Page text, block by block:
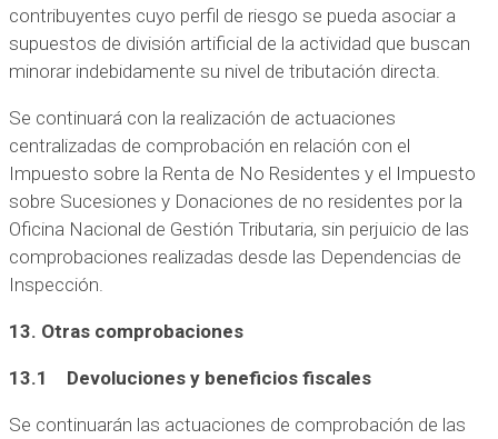
contribuyentes cuyo perfil de riesgo se pueda asociar a
supuestos de división artificial de la actividad que buscan
minorar indebidamente su nivel de tributación directa.
Se continuará con la realización de actuaciones
centralizadas de comprobación en relación con el
Impuesto sobre la Renta de No Residentes y el Impuesto
sobre Sucesiones y Donaciones de no residentes por la
Oficina Nacional de Gestión Tributaria, sin perjuicio de las
comprobaciones realizadas desde las Dependencias de
Inspección.
13. Otras comprobaciones
13.1 Devoluciones y beneficios fiscales
Se continuarán las actuaciones de comprobación de las